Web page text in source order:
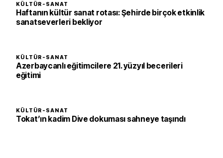
KÜLTÜR-SANAT
Haftanın kültür sanat rotası: Şehirde birçok etkinlik
sanatseverleri bekliyor
KÜLTÜR-SANAT
Azerbaycanlı eğitimcilere 21. yüzyıl becerileri
eğitimi
KÜLTÜR-SANAT
Tokat’ın kadim Dive dokuması sahneye taşındı